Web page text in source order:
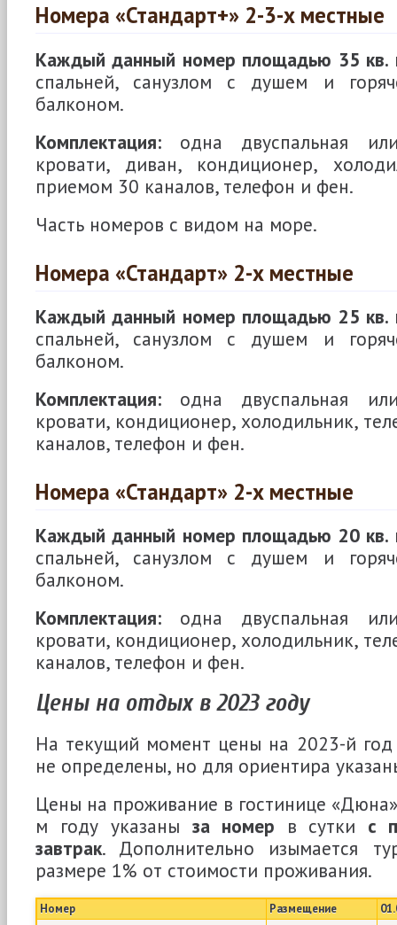
Номера «Стандарт+» 2-3-х местные
Каждый данный номер площадью 35 кв.
спальней, санузлом с душем и
балконом.
Комплектация: одна двуспальная
кровати, диван, кондиционер,
приемом 30 каналов, телефон и фен.
Часть номеров с видом на море.
Номера «Стандарт» 2-х местные
Каждый данный номер площадью 25 кв.
спальней, санузлом с душем и
балконом.
Комплектация: одна двуспальная
кровати, кондиционер, холодильник,
каналов, телефон и фен.
Номера «Стандарт» 2-х местные
Каждый данный номер площадью 20 кв.
спальней, санузлом с душем и
балконом.
Комплектация: одна двуспальная
кровати, кондиционер, холодильник,
каналов, телефон и фен.
Цены на отдых в 2023 году
На текущий момент цены на 2023-й
не определены, но для ориентира
Цены на проживание в гостинице
м году указаны за номер в сутки с
завтрак. Дополнительно изымается
размере 1% от стоимости проживания.
Номер Размещение